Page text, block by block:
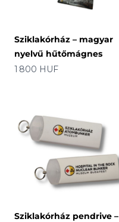
Sziklakórház – magyar
nyelvű hűtőmágnes
Ár
1 800 HUF
Sziklakórház pendrive –